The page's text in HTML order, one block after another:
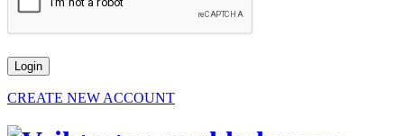
CREATE NEW ACCOUNT